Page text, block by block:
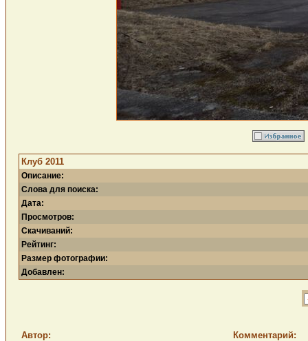
Клуб 2011
Описание:
Слова для поиска:
Дата:
Просмотров:
Скачиваний:
Рейтинг:
Размер фотографии:
Добавлен:
Автор: Комментарий: